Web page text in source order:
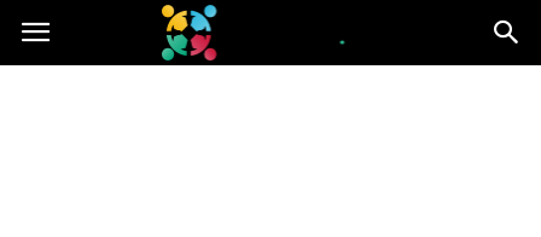
iGroup.pl